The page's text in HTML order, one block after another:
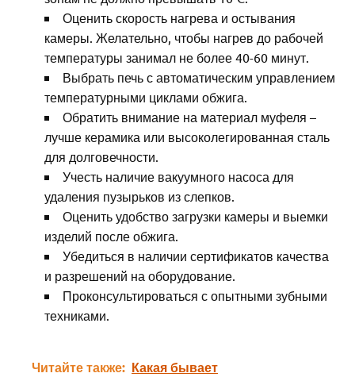
Оценить скорость нагрева и остывания
камеры. Желательно, чтобы нагрев до рабочей
температуры занимал не более 40-60 минут.
Выбрать печь с автоматическим управлением
температурными циклами обжига.
Обратить внимание на материал муфеля –
лучше керамика или высоколегированная сталь
для долговечности.
Учесть наличие вакуумного насоса для
удаления пузырьков из слепков.
Оценить удобство загрузки камеры и выемки
изделий после обжига.
Убедиться в наличии сертификатов качества
и разрешений на оборудование.
Проконсультироваться с опытными зубными
техниками.
Читайте также: Какая бывает